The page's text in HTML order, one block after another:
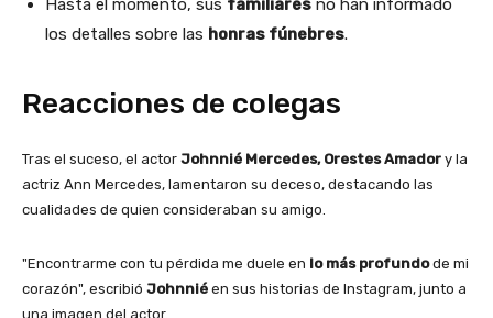
Hasta el momento, sus familiares no han informado
los detalles sobre las honras fúnebres.
Reacciones de colegas
Tras el suceso, el actor Johnnié Mercedes, Orestes Amador y la
actriz Ann Mercedes, lamentaron su deceso, destacando las
cualidades de quien consideraban su amigo.
"Encontrarme con tu pérdida me duele en lo más profundode mi
corazón", escribió Johnnié en sus historias de Instagram, junto a
una imagen del actor.